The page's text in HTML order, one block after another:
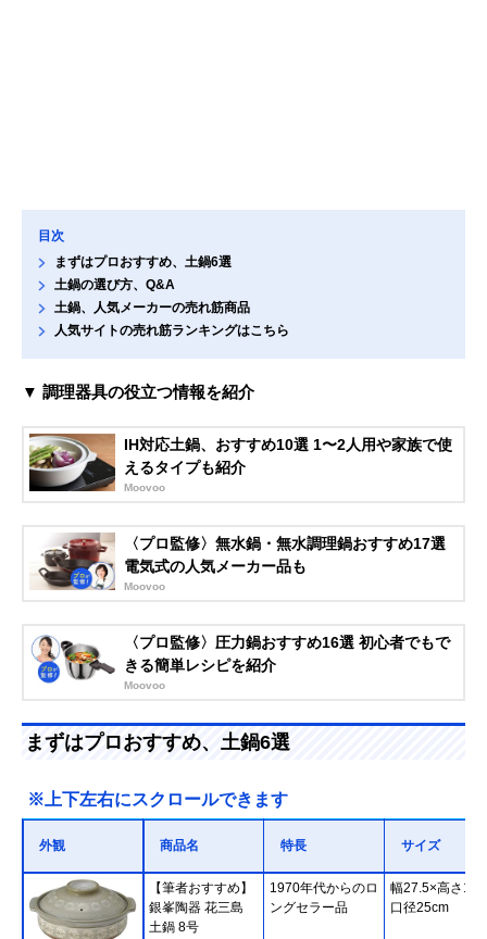
目次
まずはプロおすすめ、土鍋6選
土鍋の選び方、Q&A
土鍋、人気メーカーの売れ筋商品
人気サイトの売れ筋ランキングはこちら
▼ 調理器具の役立つ情報を紹介
IH対応土鍋、おすすめ10選 1〜2人用や家族で使
えるタイプも紹介
Moovoo
〈プロ監修〉無水鍋・無水調理鍋おすすめ17選
電気式の人気メーカー品も
Moovoo
〈プロ監修〉圧力鍋おすすめ16選 初心者でもで
きる簡単レシピを紹介
Moovoo
まずはプロおすすめ、土鍋6選
※上下左右にスクロールできます
外観 商品名 特長 サイズ
【筆者おすすめ】
銀峯陶器 花三島
土鍋 8号
1970年代からのロ
ングセラー品
幅27.5×高さ
口径25cm